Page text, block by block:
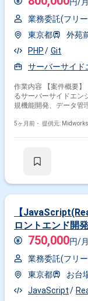
業務委託(フリ
東京都
外苑
PHP
Git
サーバーサイド
作業内容 【案件概要】 レガシーブラウザタイトルのPHPゲーム開発におけ
るサーバーサイドエンジニア募集案件
規機能開発、データ管理、不具
サイドは1名体制のた
び障害対応
5ヶ月前・ 提供元: Midworks
【
ロントエンド開発
750,000円/月
業務委託(フリ
東京都
お台
JavaScript
PHP × 副業
その他の条
その他開発言語・
Laravel
JavaScript
サーバーサイド
フロントエンド
スマホアプリエ